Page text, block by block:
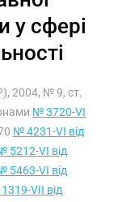
у сфері
2004, № 9, ст.
№ 3720-VI
№ 4231-VI від
5212-VI від
5463-VI від
VII від